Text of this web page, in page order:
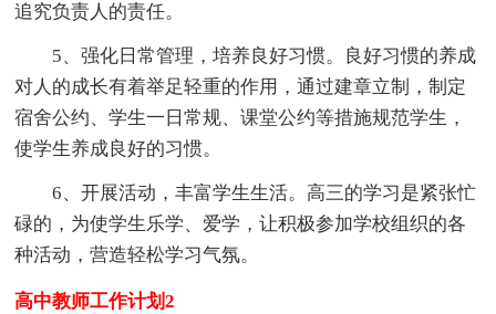
追究负责人的责任。
5、强化日常管理，培养良好习惯。良好习惯的养成
对人的成长有着举足轻重的作用，通过建章立制，制定
宿舍公约、学生一日常规、课堂公约等措施规范学生，
使学生养成良好的习惯。
6、开展活动，丰富学生生活。高三的学习是紧张忙
碌的，为使学生乐学、爱学，让积极参加学校组织的各
种活动，营造轻松学习气氛。
高中教师工作计划2